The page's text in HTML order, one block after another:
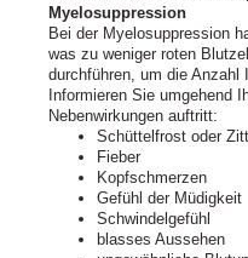
Myelosuppression
Bei der Myelosuppression
was zu weniger roten
durchführen, um die Anzahl
Informieren Sie umgehend
Nebenwirkungen auftritt:
Schüttelfrost oder
Fieber
Kopfschmerzen
Gefühl der Müdigkeit
Schwindelgefühl
blasses Aussehen